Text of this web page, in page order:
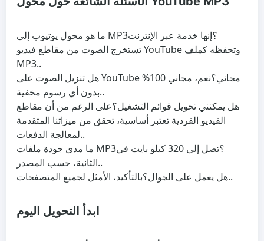
ما هو محول يوتيوب إلى MP3؟إنها خدمة عبر الإنترنت
تستخرج الصوت من مقاطع فيديو YouTube وتحفظه كملف
MP3..
هل تنزيل الصوت على YouTube مجاني؟
نعم، مجاني 100%
بدون أي رسوم مخفية..
هل يمكنني تحويل قوائم التشغيل؟على الرغم من أن مقاطع
الفيديو الفردية تعتبر أساسية، تحقق من ميزاتنا المتقدمة
لمعالجة الدفعات..
ما مدى جودة ملفات MP3؟
تصل إلى 320 كيلو بايت في
الثانية، حسب المصدر..
هل يعمل على الجوال؟بالتأكيد، الأمثل لجميع المتصفحات..
ابدأ التحويل اليوم